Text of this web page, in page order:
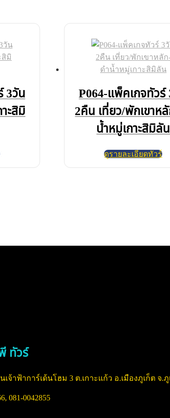
3วัน
ะสิมิ
P064-แพ็คเกจทัวร์
2คืน เที่ยว/พักเขาห
น้ำหมู่เกาะสิมิลัน
ดูรายละเอียดทัวร์
ทัวร์
เจ้าฟ้าการ์เด้นโฮม 3 ต.เกาะแก้ว อ.เมืองภูเก็ต จ.ภู
081-0042855